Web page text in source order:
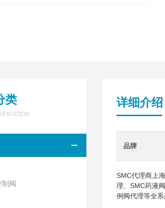
类
制阀
详细介绍
品牌
SMC代理商上
理、SMC药液
例阀代理等全系